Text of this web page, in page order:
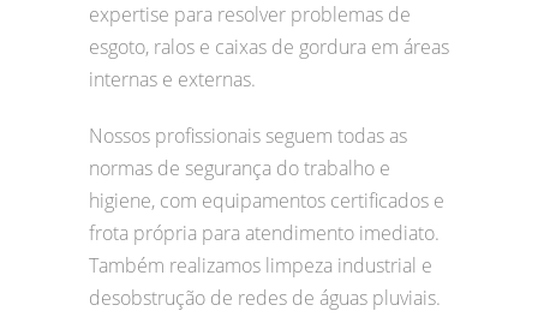
expertise para resolver problemas de
esgoto, ralos e caixas de gordura em áreas
internas e externas.
Nossos profissionais seguem todas as
normas de segurança do trabalho e
higiene, com equipamentos certificados e
frota própria para atendimento imediato.
Também realizamos limpeza industrial e
desobstrução de redes de águas pluviais.